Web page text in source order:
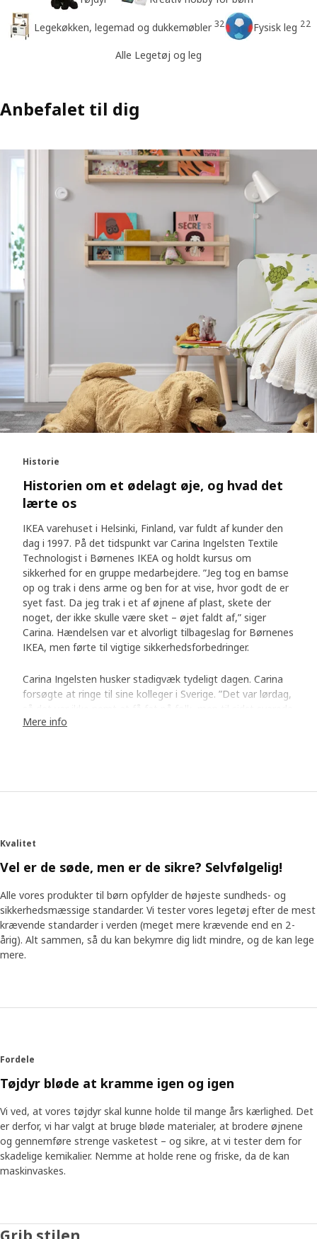
Legekøkken, legemad og dukkemøbler 32 Fysisk leg 22
Alle Legetøj og leg
Anbefalet til dig
Historie
Historien om et ødelagt øje, og hvad det
lærte os
IKEA varehuset i Helsinki, Finland, var fuldt af kunder den
dag i 1997. På det tidspunkt var Carina Ingelsten Textile
Technologist i Børnenes IKEA og holdt kursus om
sikkerhed for en gruppe medarbejdere. ”Jeg tog en bamse
op og trak i dens arme og ben for at vise, hvor godt de er
syet fast. Da jeg trak i et af øjnene af plast, skete der
noget, der ikke skulle være sket – øjet faldt af,” siger
Carina. Hændelsen var et alvorligt tilbageslag for Børnenes
IKEA, men førte til vigtige sikkerhedsforbedringer.
Carina Ingelsten husker stadigvæk tydeligt dagen. Carina
forsøgte at ringe til sine kolleger i Sverige. ”Det var lørdag,
Jörgen Svensson, min chef i Børnenes IKEA, og det
sikkerhedstjek. Nu, da han ser tilbage på episoden, mener
det, der skete, lærte vi at sætte arbejdet med sikkerhed
ansvarsområder.”
Et mere personligt udtryk
Hændelsen førte også til beslutningen om slet ikke at
er enig: ”Øjnene er meget vigtige for et tøjdyr, og øjne af
forhold til designet, pupillernes størrelse og øjenvipperne.”
Det er en højtelsket ven at lege med og blive trøstet af –
er i orden.
Mere info
Kvalitet
Vel er de søde, men er de sikre? Selvfølgelig!
Alle vores produkter til børn opfylder de højeste sundheds- og
sikkerhedsmæssige standarder. Vi tester vores legetøj efter de mest
krævende standarder i verden (meget mere krævende end en 2-
årig). Alt sammen, så du kan bekymre dig lidt mindre, og de kan lege
mere.
Fordele
Tøjdyr bløde at kramme igen og igen
Vi ved, at vores tøjdyr skal kunne holde til mange års kærlighed. Det
er derfor, vi har valgt at bruge bløde materialer, at brodere øjnene
og gennemføre strenge vasketest – og sikre, at vi tester dem for
skadelige kemikalier. Nemme at holde rene og friske, da de kan
maskinvaskes.